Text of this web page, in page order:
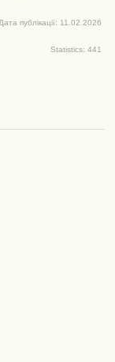
Дата публікації: 11.02.2026
Statistics: 441